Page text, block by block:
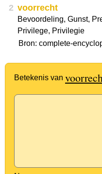
2 voorrecht
Bevoordeling, Gunst,
Privilege, Privilegie
Bron: complete-
Betekenis van